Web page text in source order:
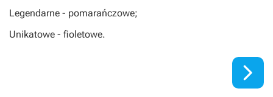
Legendarne - pomarańczowe;
Unikatowe - fioletowe.
